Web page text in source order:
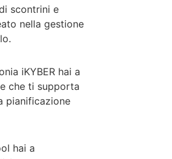
scontrini e
nella gestione
iKYBER hai a
che ti supporta
pianificazione
hai a